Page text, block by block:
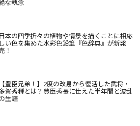
な執念
日本の四季折々の植物や情景を描くことに相応
しい色を集めた水彩色鉛筆『色辞典』が新発
！
【豊臣兄弟！】2度の改易から復活した武将・
賀秀種とは？豊臣秀長に仕えた半年間と波乱
生涯